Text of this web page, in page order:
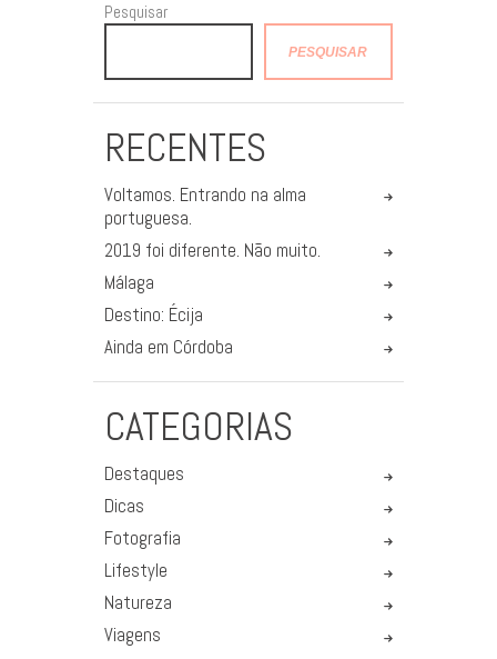
Pesquisar
PESQUISAR
RECENTES
Voltamos. Entrando na alma
portuguesa.
2019 foi diferente. Não muito.
Málaga
Destino: Écija
Ainda em Córdoba
CATEGORIAS
Destaques
Dicas
Fotografia
Lifestyle
Natureza
Viagens